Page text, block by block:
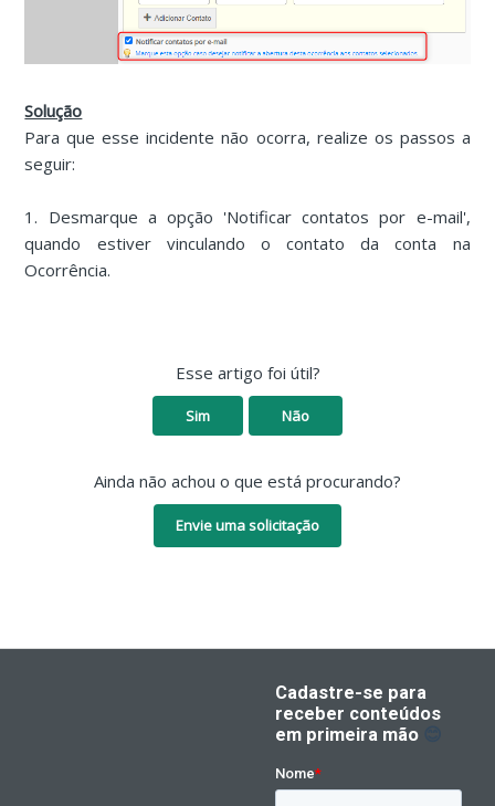
Solução
Para que esse incidente não ocorra, realize os passos a
seguir:
1. Desmarque a opção 'Notificar contatos por e-mail',
quando estiver vinculando o contato da conta na
Ocorrência.
Esse artigo foi útil?
Sim Não
Ainda não achou o que está procurando?
Envie uma solicitação